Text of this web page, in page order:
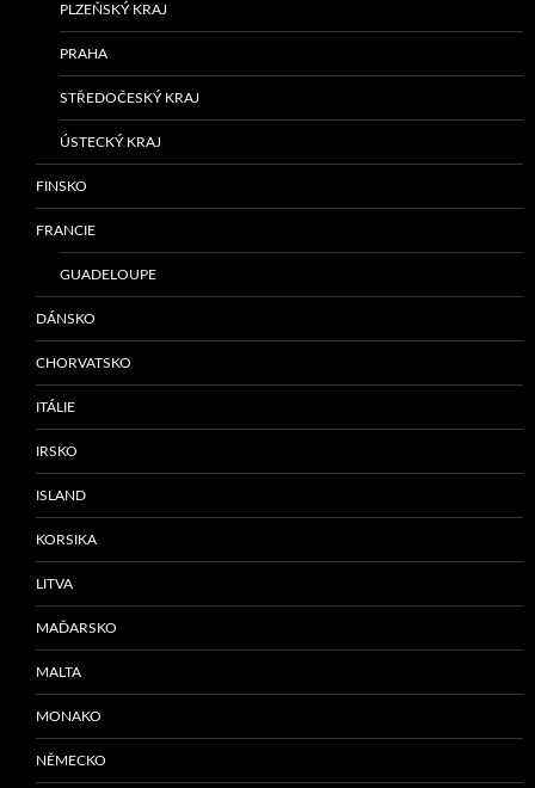
PLZEŇSKÝ KRAJ
PRAHA
STŘEDOČESKÝ KRAJ
ÚSTECKÝ KRAJ
FINSKO
FRANCIE
GUADELOUPE
DÁNSKO
CHORVATSKO
ITÁLIE
IRSKO
ISLAND
KORSIKA
LITVA
MAĎARSKO
MALTA
MONAKO
NĚMECKO